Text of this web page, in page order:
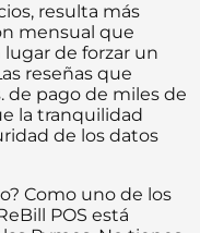
resulta más
mensual que
de forzar un
reseñas que
de pago de miles de
la tranquilidad
de los datos
Como uno de los
POS está